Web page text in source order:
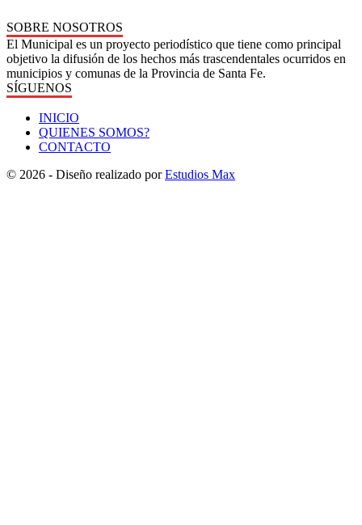
SOBRE NOSOTROS
El Municipal es un proyecto periodístico que tiene como principal
objetivo la difusión de los hechos más trascendentales ocurridos en
municipios y comunas de la Provincia de Santa Fe.
SÍGUENOS
INICIO
QUIENES SOMOS?
CONTACTO
© 2026 - Diseño realizado porEstudios Max